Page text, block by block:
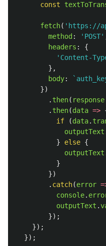
const
fetch( ' https://
method : ' POST'
headers :
{
' Content-
},
body:
})
. then( response
. then(data =>
if
(data.
outputText
}
else {
outputText
}
})
. catch(error
console.
outputText .
});
});
});